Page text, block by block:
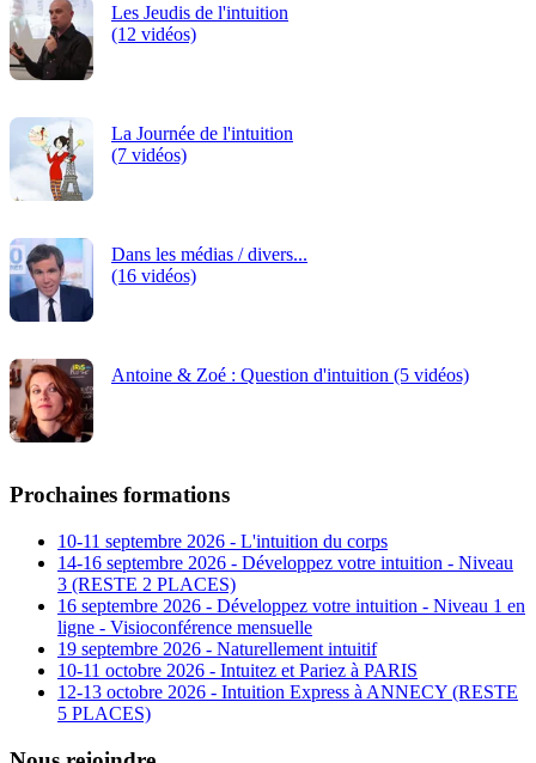
Les Jeudis de l'intuition
(12 vidéos)
La Journée de l'intuition
(7 vidéos)
Dans les médias / divers...
(16 vidéos)
Antoine & Zoé : Question d'intuition (5 vidéos)
Prochaines formations
10-11 septembre 2026 - L'intuition du corps
14-16 septembre 2026 - Développez votre intuition - Niveau
3 (RESTE 2 PLACES)
16 septembre 2026 - Développez votre intuition - Niveau 1 en
ligne - Visioconférence mensuelle
19 septembre 2026 - Naturellement intuitif
10-11 octobre 2026 - Intuitez et Pariez à PARIS
12-13 octobre 2026 - Intuition Express à ANNECY (RESTE
5 PLACES)